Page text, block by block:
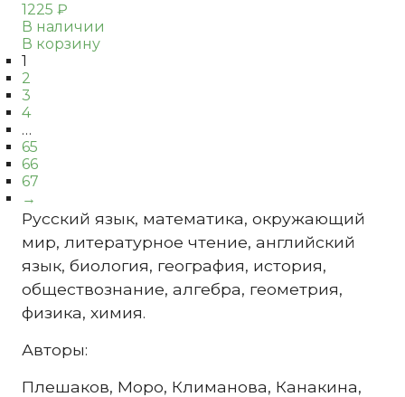
1225 ₽
В наличии
В корзину
1
2
3
4
…
65
66
67
→
Русский язык, математика, окружающий
мир, литературное чтение, английский
язык, биология, география, история,
обществознание, алгебра, геометрия,
физика, химия.
Авторы:
Плешаков, Моро, Климанова, Канакина,